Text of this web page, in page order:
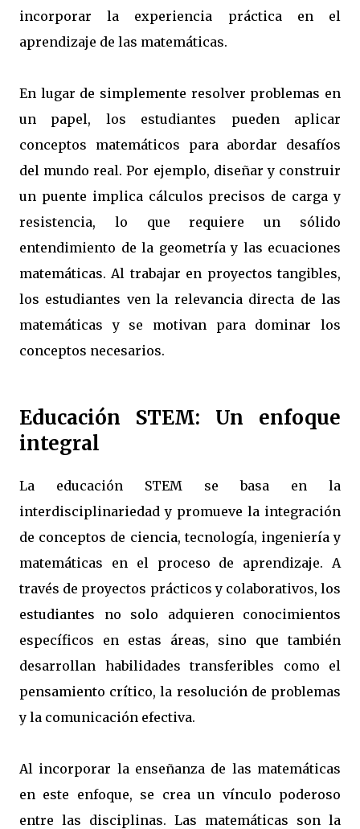
incorporar la experiencia práctica en el
aprendizaje de las matemáticas.
En lugar de simplemente resolver problemas en
un papel, los estudiantes pueden aplicar
conceptos matemáticos para abordar desafíos
del mundo real. Por ejemplo, diseñar y construir
un puente implica cálculos precisos de carga y
resistencia, lo que requiere un sólido
entendimiento de la geometría y las ecuaciones
matemáticas. Al trabajar en proyectos tangibles,
los estudiantes ven la relevancia directa de las
matemáticas y se motivan para dominar los
conceptos necesarios.
Educación STEM: Un enfoque
integral
La educación STEM se basa en la
interdisciplinariedad y promueve la integración
de conceptos de ciencia, tecnología, ingeniería y
matemáticas en el proceso de aprendizaje. A
través de proyectos prácticos y colaborativos, los
estudiantes no solo adquieren conocimientos
específicos en estas áreas, sino que también
desarrollan habilidades transferibles como el
pensamiento crítico, la resolución de problemas
y la comunicación efectiva.
Al incorporar la enseñanza de las matemáticas
en este enfoque, se crea un vínculo poderoso
entre las disciplinas. Las matemáticas son la